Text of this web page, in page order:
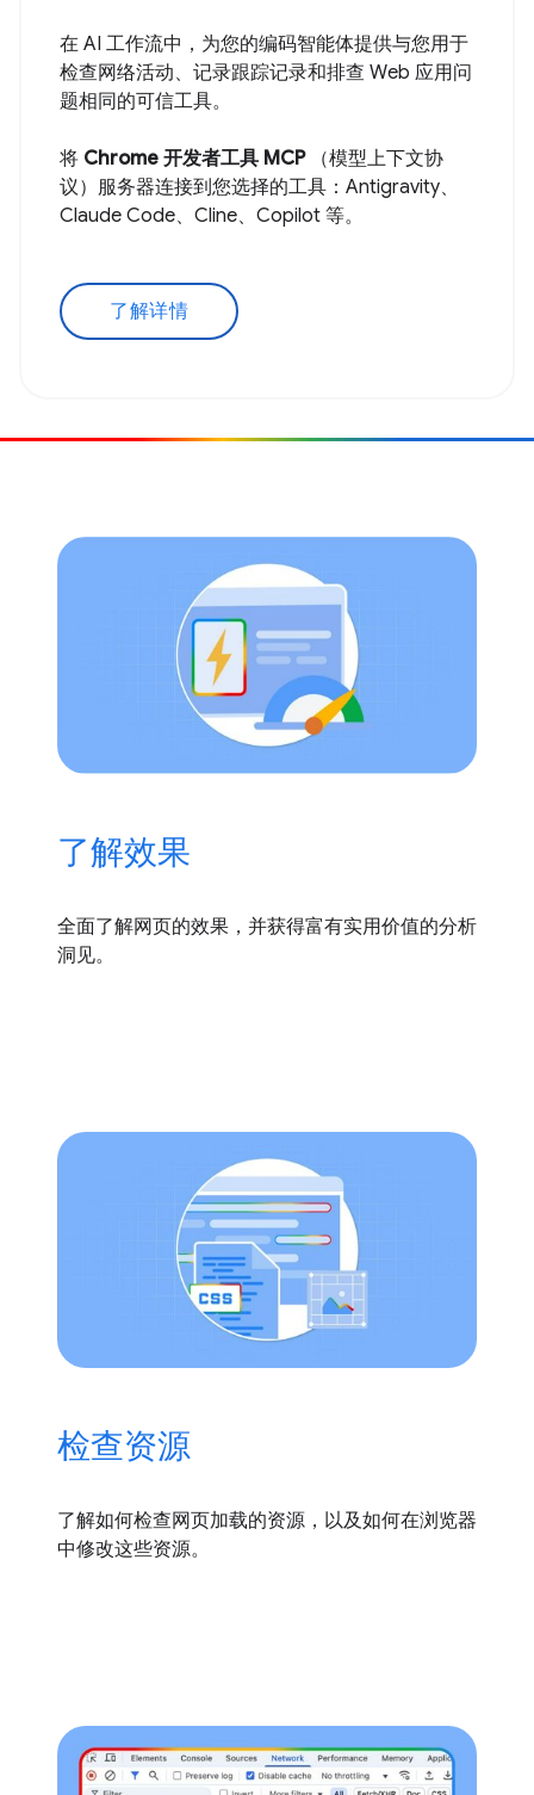
在 AI 工作流中，为您的编码智能体提供与您用于
检查网络活动、记录跟踪记录和排查 Web 应用问
题相同的可信工具。
将 Chrome 开发者工具 MCP（模型上下文协
议）服务器连接到您选择的工具：Antigravity、
Claude Code、Cline、Copilot 等。
了解详情
了解效果
全面了解网页的效果，并获得富有实用价值的分析
洞见。
检查资源
了解如何检查网页加载的资源，以及如何在浏览器
中修改这些资源。